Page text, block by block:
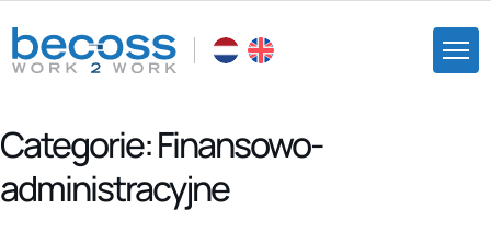
Categorie:Finansowo-
administracyjne